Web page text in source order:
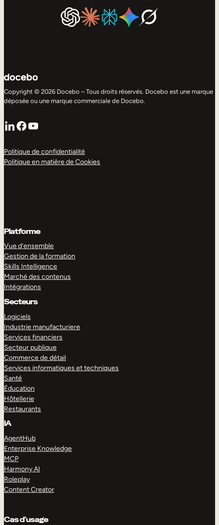
Copyright © 2026 Docebo – Tous droits réservés. Docebo est une marque
déposée ou une marque commerciale de Docebo.
LinkedIn
Facebook
YouTube
Politique de confidentialité
Politique en matière de Cookies
Platforme
Vue d’ensemble
Gestion de la formation
Skills Intelligence
Marché des contenus
Intégrations
Secteurs
Logiciels
Industrie manufacturiere
Services financiers
Secteur publique
Commerce de détail
Services informatiques et techniques
Santé
Éducation
Hôtellerie
Restaurants
IA
AgentHub
Enterprise Knowledge
MCP
Harmony AI
Roleplay
Content Creator
Cas d’usage